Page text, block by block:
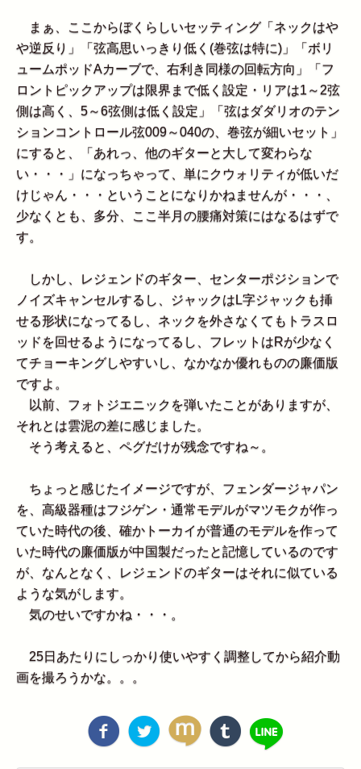
まぁ、ここからぼくらしいセッティング「ネックはや
や逆反り」「弦高思いっきり低く(巻弦は特に)」「ボリ
ュームポッドAカーブで、右利き同様の回転方向」「フ
ロントピックアップは限界まで低く設定・リアは1～2弦
側は高く、5～6弦側は低く設定」「弦はダダリオのテン
ションコントロール弦009～040の、巻弦が細いセット」
にすると、「あれっ、他のギターと大して変わらな
い・・・」になっちゃって、単にクウォリティが低いだ
けじゃん・・・ということになりかねませんが・・・、
少なくとも、多分、ここ半月の腰痛対策にはなるはずで
す。
しかし、レジェンドのギター、センターポジションで
ノイズキャンセルするし、ジャックはL字ジャックも挿
せる形状になってるし、ネックを外さなくてもトラスロ
ッドを回せるようになってるし、フレットはRが少なく
てチョーキングしやすいし、なかなか優れものの廉価版
ですよ。
以前、フォトジエニックを弾いたことがありますが、
それとは雲泥の差に感じました。
そう考えると、ペグだけが残念ですね～。
ちょっと感じたイメージですが、フェンダージャパン
を、高級器種はフジゲン・通常モデルがマツモクが作っ
ていた時代の後、確かトーカイが普通のモデルを作って
いた時代の廉価版が中国製だったと記憶しているのです
が、なんとなく、レジェンドのギターはそれに似ている
ような気がします。
気のせいですかね・・・。
25日あたりにしっかり使いやすく調整してから紹介動
画を撮ろうかな。。。